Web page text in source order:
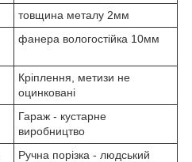
товщина металу 2мм
фанера вологостійка 10мм
Кріплення, метизи не
оцинковані
Гараж - кустарне
виробництво
Ручна порізка - людський